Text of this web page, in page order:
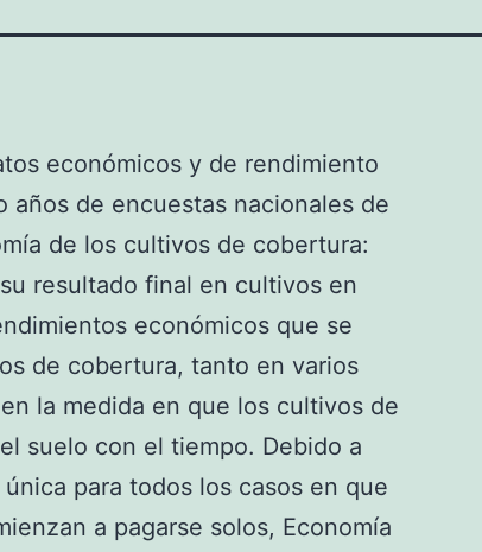
económicos y de rendimiento
años de encuestas nacionales de
de los cultivos de cobertura:
resultado final en cultivos en
económicos que se
de cobertura, tanto en varios
la medida en que los cultivos de
suelo con el tiempo. Debido a
para todos los casos en que
a pagarse solos, Economía